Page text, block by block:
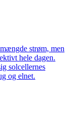
strøm, men
hele dagen.
solcellernes
og elnet.